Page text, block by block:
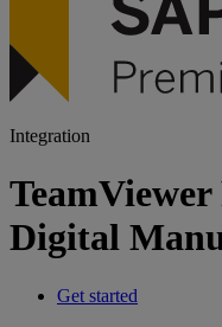
Integration
Digital
Get started